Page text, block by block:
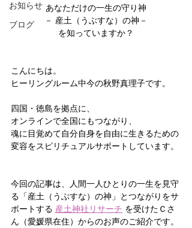
お知らせ
ブログ
あなただけの一生の守り神
－ 産土（うぶすな）の神－
を知っていますか？
こんにちは。
ヒーリングルーム中今の秋野真理子です。
四国・徳島を拠点に、
オンラインで全国にもつながり、
魂に目覚めて自分自身を自由に生きるための
変容をスピリチュアルサポートしています。
今回の記事は、人間一人ひとりの一生を見守
る「産土（うぶすな）の神」とつながりをサ
ポートする 産土神社リサーチ を受けたＣさ
ん（愛媛県在住）からのお声のご紹介です。